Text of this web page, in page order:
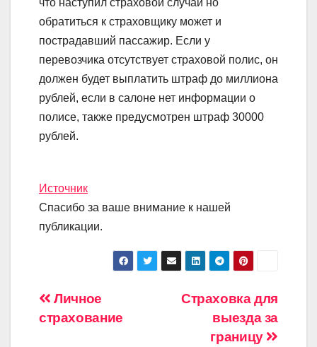
обратиться к страховщику может и
пострадавший пассажир. Если у
перевозчика отсутствует страховой полис, он
должен будет выплатить штраф до миллиона
рублей, если в салоне нет информации о
полисе, также предусмотрен штраф 30000
рублей.
Источник
Спасибо за ваше внимание к нашей
публикации.
Навигация
по
Страховка для
выезда за
границу
Личное
страхование